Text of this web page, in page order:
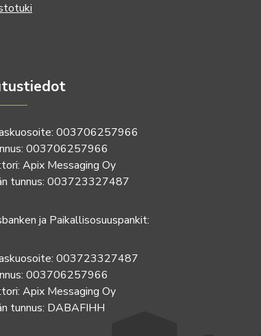
003706257966
003706257966
Apix Messaging Oy
tunnus: 003723327487
ja Paikallisosuuspankit:
003723327487
003706257966
Apix Messaging Oy
tunnus: DABAFIHH